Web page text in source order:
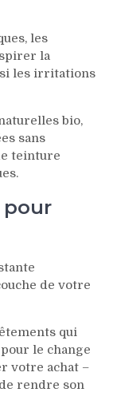
les
la
les irritations
bio,
sans
teinture
pour
de votre
qui
le change
votre achat –
rendre son